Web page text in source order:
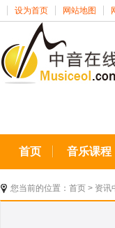
设为首页 网站地图
首页 音乐课程
您当前的位置： 首页 > 资讯